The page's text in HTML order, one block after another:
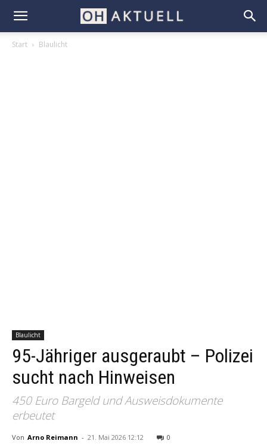
Start Blaulicht
Blaulicht
95-Jähriger ausgeraubt – Polizei
sucht nach Hinweisen
450 Euro Bargeld und Ausweisdokumente
erbeutet
Von Arno Reimann - 21. Mai 2026 12:12 0